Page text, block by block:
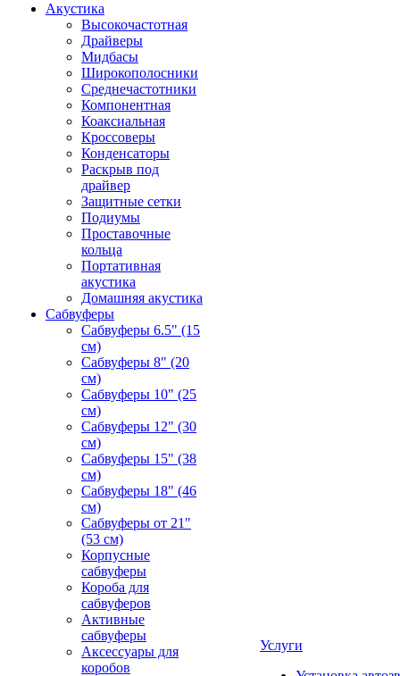
Акустика
Высокочастотная
Драйверы
Мидбасы
Широкополосники
Среднечастотники
Компонентная
Коаксиальная
Кроссоверы
Конденсаторы
Раскрыв под
драйвер
Защитные сетки
Подиумы
Проставочные
кольца
Портативная
акустика
Домашняя акустика
Сабвуферы
Сабвуферы 6.5" (15
см)
Сабвуферы 8" (20
см)
Сабвуферы 10" (25
см)
Сабвуферы 12" (30
см)
Сабвуферы 15" (38
см)
Сабвуферы 18" (46
см)
Сабвуферы от 21"
(53 см)
Корпусные
сабвуферы
Короба для
сабвуферов
Активные
сабвуферы
Аксессуары для
коробов
Услуги